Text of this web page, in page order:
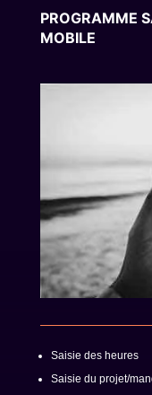
PROGRAMME
MOBILE
Saisie des heures
Saisie du projet/